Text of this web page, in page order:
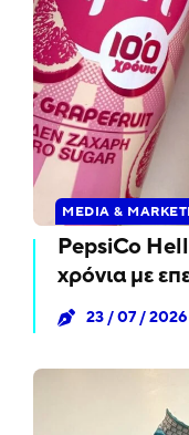
MEDIA &
PepsiCo
χρόνια με
23 / 07 / 2026